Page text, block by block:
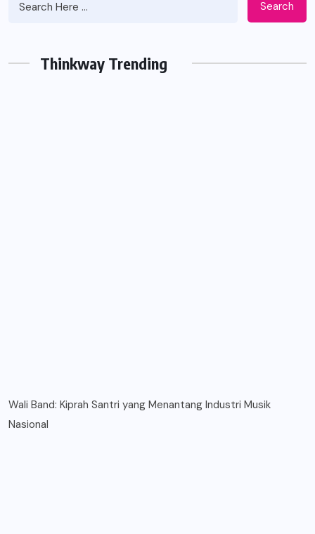
Search
Thinkway Trending
Wali Band: Kiprah Santri yang Menantang Industri Musik
Nasional